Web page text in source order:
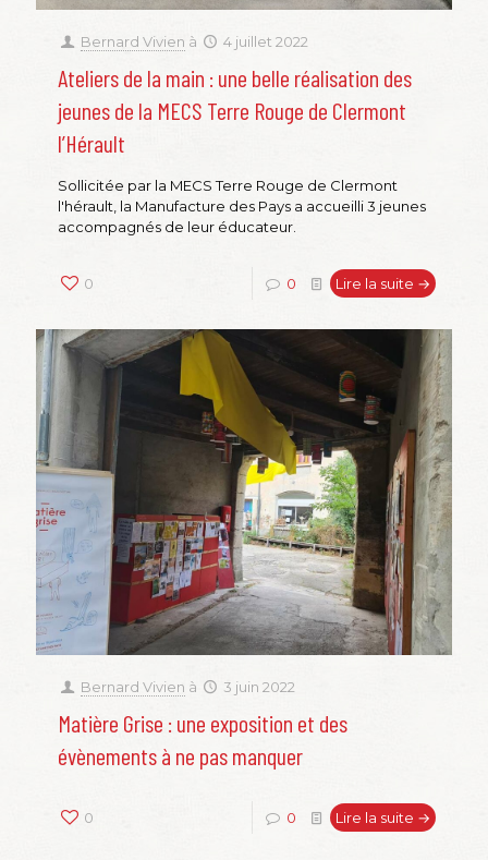
Bernard Vivien à 4 juillet 2022
Ateliers de la main : une belle réalisation des
jeunes de la MECS Terre Rouge de Clermont
l’Hérault
Sollicitée par la MECS Terre Rouge de Clermont
l'hérault, la Manufacture des Pays a accueilli 3 jeunes
accompagnés de leur éducateur.
0 0 Lire la suite →
Bernard Vivien à 3 juin 2022
Matière Grise : une exposition et des
évènements à ne pas manquer
0 0 Lire la suite →